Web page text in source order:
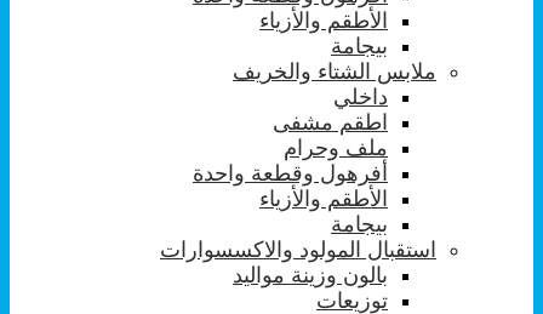
الأطقم والأزياء
بيجامة
ملابس الشتاء والخريف
داخلي
اطقم مشفى
ملف وحرام
أفرهول وقطعة واحدة
الأطقم والأزياء
بيجامة
استقبال المولود والاكسسوارات
بالون وزينة مواليد
توزيعات